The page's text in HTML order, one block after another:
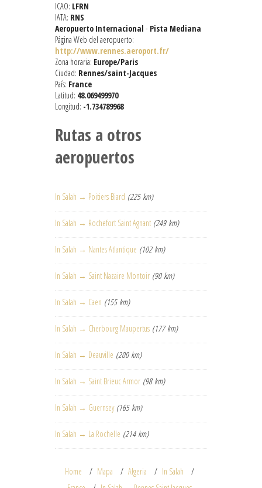
ICAO: LFRN
IATA: RNS
Aeropuerto Internacional - Pista Mediana
Página Web del aeropuerto:
http://www.rennes.aeroport.fr/
Zona horaria: Europe/Paris
Ciudad: Rennes/saint-Jacques
País: France
Latitud: 48.069499970
Longitud: -1.734789968
Rutas a otros
aeropuertos
In Salah → Poitiers Biard (225 km)
In Salah → Rochefort Saint Agnant (249 km)
In Salah → Nantes Atlantique (102 km)
In Salah → Saint Nazaire Montoir (90 km)
In Salah → Caen (155 km)
In Salah → Cherbourg Maupertus (177 km)
In Salah → Deauville (200 km)
In Salah → Saint Brieuc Armor (98 km)
In Salah → Guernsey (165 km)
In Salah → La Rochelle (214 km)
Home Mapa Algeria
In Salah